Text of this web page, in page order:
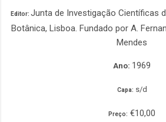
Editor: Junta de Investigação Científicas
Botânica, Lisboa. Fundado por A.
Mendes
Ano: 1969
Capa: s/d
Preço: €10,00